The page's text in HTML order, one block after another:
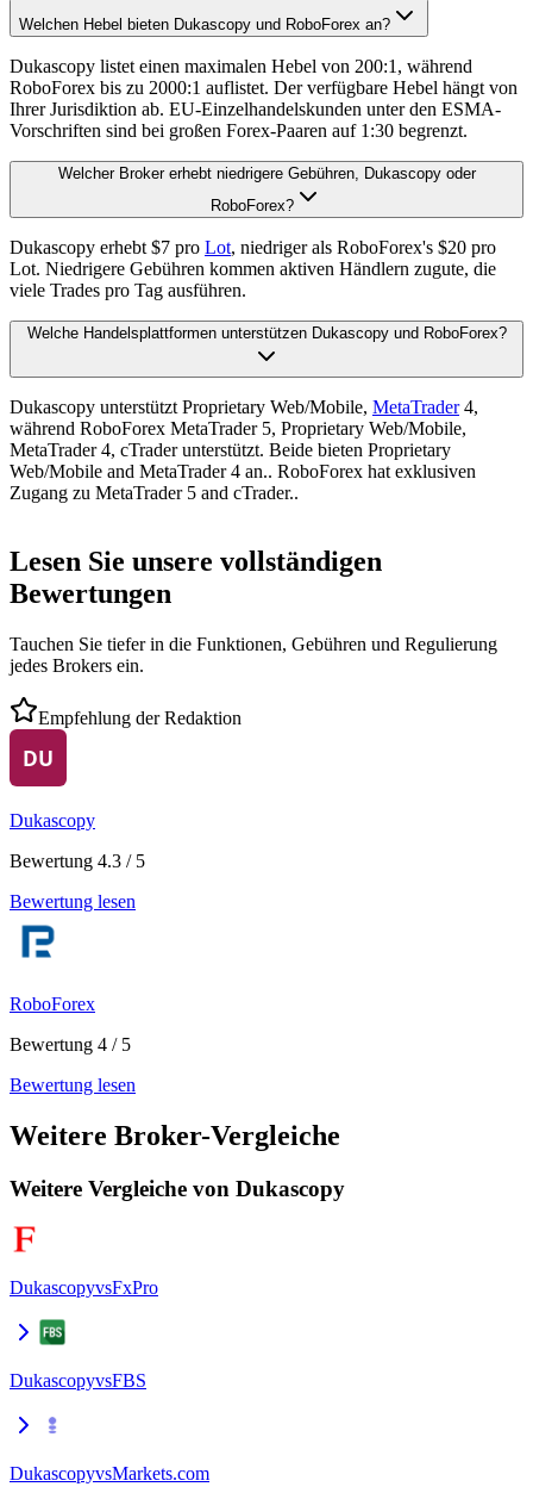
Welchen Hebel bieten Dukascopy und RoboForex an?
Dukascopy listet einen maximalen Hebel von 200:1, während
RoboForex bis zu 2000:1 auflistet. Der verfügbare Hebel hängt von
Ihrer Jurisdiktion ab. EU-Einzelhandelskunden unter den ESMA-
Vorschriften sind bei großen Forex-Paaren auf 1:30 begrenzt.
Welcher Broker erhebt niedrigere Gebühren, Dukascopy oder
RoboForex?
Dukascopy erhebt $7 pro Lot, niedriger als RoboForex's $20 pro
Lot. Niedrigere Gebühren kommen aktiven Händlern zugute, die
viele Trades pro Tag ausführen.
Welche Handelsplattformen unterstützen Dukascopy und RoboForex?
Dukascopy unterstützt Proprietary Web/Mobile, MetaTrader4,
während RoboForex MetaTrader 5, Proprietary Web/Mobile,
MetaTrader 4, cTrader unterstützt. Beide bieten Proprietary
Web/Mobile and MetaTrader 4 an.. RoboForex hat exklusiven
Zugang zu MetaTrader 5 and cTrader..
Lesen Sie unsere vollständigen
Bewertungen
Tauchen Sie tiefer in die Funktionen, Gebühren und Regulierung
jedes Brokers ein.
Empfehlung der Redaktion
Dukascopy
Bewertung 4.3 / 5
Bewertung lesen
RoboForex
Bewertung 4 / 5
Bewertung lesen
Weitere Broker-Vergleiche
Weitere Vergleiche von Dukascopy
DukascopyvsFxPro
DukascopyvsFBS
DukascopyvsMarkets.com